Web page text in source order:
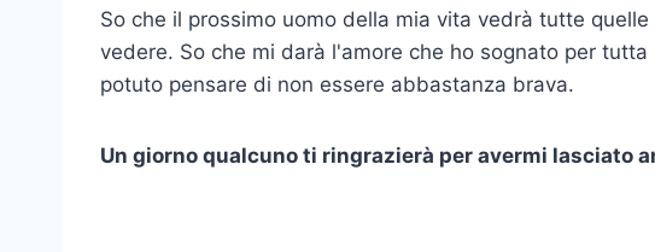
So che il prossimo uomo della mia vita vedrà tutte
vedere. So che mi darà l'amore che ho sognato per
potuto pensare di non essere abbastanza brava.
Un giorno qualcuno ti ringrazierà per avermi lasciato